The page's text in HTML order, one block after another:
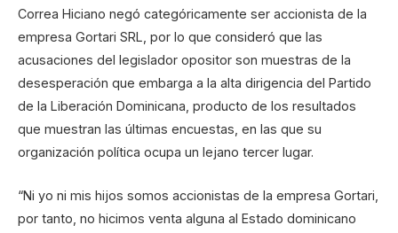
Correa Hiciano negó categóricamente ser accionista de la
empresa Gortari SRL, por lo que consideró que las
acusaciones del legislador opositor son muestras de la
desesperación que embarga a la alta dirigencia del Partido
de la Liberación Dominicana, producto de los resultados
que muestran las últimas encuestas, en las que su
organización política ocupa un lejano tercer lugar.
“Ni yo ni mis hijos somos accionistas de la empresa Gortari,
por tanto, no hicimos venta alguna al Estado dominicano